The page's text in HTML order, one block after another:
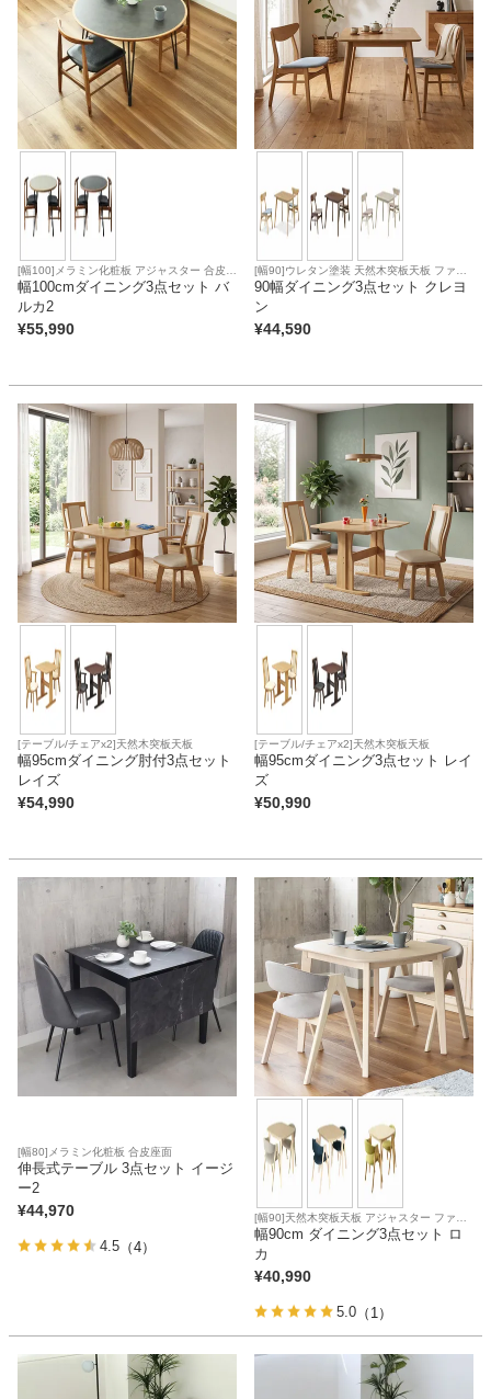
インテリア雑貨
ガーデン
タワー
[幅100]メラミン化粧板 アジャスター 合皮座
面
幅100cmダイニング3点セット バ
ルカ2
¥55,990
[幅90]ウレタン塗装 天然木突板天板 ファブ
リック座面
90幅ダイニング3点セット クレヨ
ン
¥44,590
[テーブル/チェアx2]天然木突板天板
幅95cmダイニング肘付3点セット
レイズ
¥54,990
[テーブル/チェアx2]天然木突板天板
幅95cmダイニング3点セット レイ
ズ
¥50,990
[幅80]メラミン化粧板 合皮座面
伸長式テーブル 3点セット イージ
ー2
¥44,970
4.5 （4）
[幅90]天然木突板天板 アジャスター ファブ
リック座面
幅90cm ダイニング3点セット ロ
カ
¥40,990
5.0 （1）